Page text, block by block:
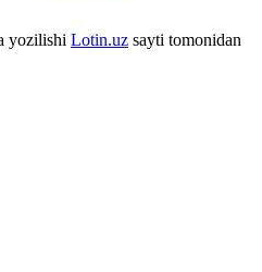
yozilishi Lotin.uz sayti tomonidan